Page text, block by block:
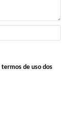
termos de uso dos